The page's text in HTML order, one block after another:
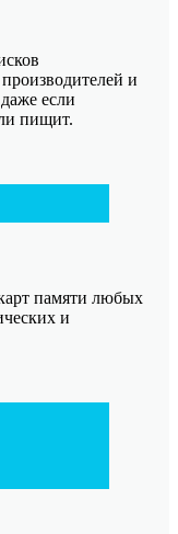
и
если
пищит.
памяти любых
и